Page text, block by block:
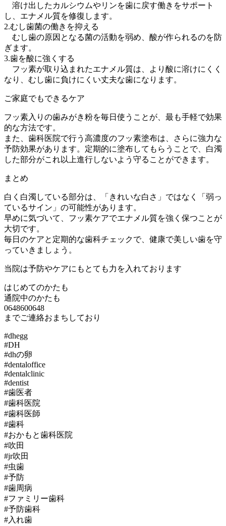
溶け出したカルシウムやリンを歯に戻す働きをサポート
し、エナメル質を修復します。
2.むし歯菌の働きを抑える
むし歯の原因となる菌の活動を弱め、酸が作られるのを防
ぎます。
3.歯を酸に強くする
フッ素が取り込まれたエナメル質は、より酸に溶けにくく
なり、むし歯に負けにくい丈夫な歯になります。
ご家庭でもできるケア
フッ素入りの歯みがき粉を毎日使うことが、最も手軽で効果
的な方法です。
また、歯科医院で行う高濃度のフッ素塗布は、さらに強力な
予防効果があります。定期的に塗布してもらうことで、白濁
した部分がこれ以上進行しないよう守ることができます。
まとめ
白く白濁している部分は、「きれいな白さ」ではなく「弱っ
ているサイン」の可能性があります。
早めに気づいて、フッ素ケアでエナメル質を強く保つことが
大切です。
毎日のケアと定期的な歯科チェックで、健康で美しい歯を守
っていきましょう。
当院は予防やケアにもとても力を入れております
はじめてのかたも
通院中のかたも
0648600648
までご連絡おまちしており
#dhegg
#DH
#dhの卵
#dentaloffice
#dentalclinic
#dentist
#歯医者
#歯科医院
#歯科医師
#歯科
#おかもと歯科医院
#吹田
#jr吹田
#虫歯
#予防
#歯周病
#ファミリー歯科
#予防歯科
#入れ歯